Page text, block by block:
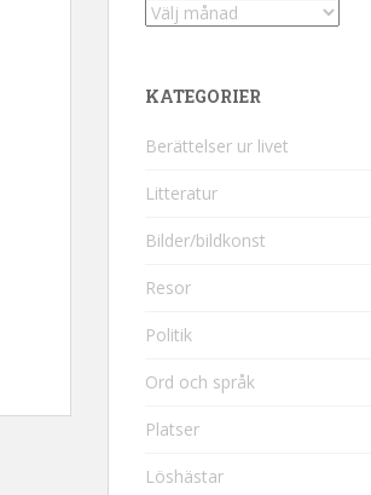
Arkiv
KATEGORIER
Berättelser ur livet
Litteratur
Bilder/bildkonst
Resor
Politik
Ord och språk
Platser
Löshästar